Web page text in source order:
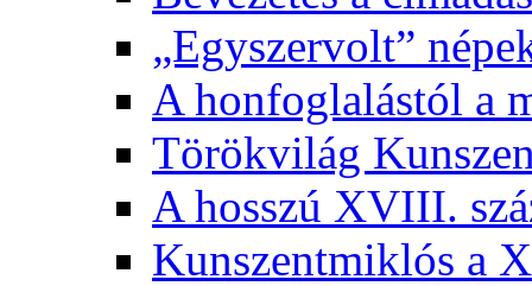
„Egyszervolt”
A honfoglalástól a
Törökvilág
A hosszú XVIII.
Kunszentmiklós a